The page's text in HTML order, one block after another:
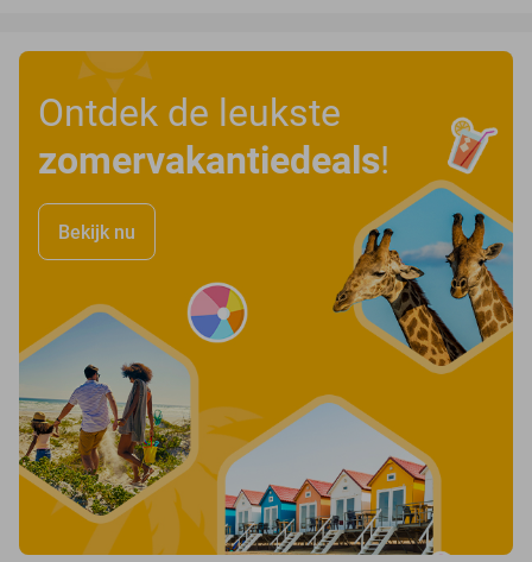
Ontdek de leukste
zomervakantiedeals!
Bekijk nu